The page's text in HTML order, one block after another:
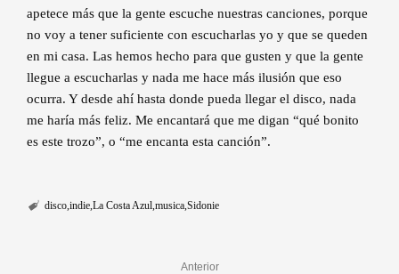
apetece más que la gente escuche nuestras canciones, porque
no voy a tener suficiente con escucharlas yo y que se queden
en mi casa. Las hemos hecho para que gusten y que la gente
llegue a escucharlas y nada me hace más ilusión que eso
ocurra. Y desde ahí hasta donde pueda llegar el disco, nada
me haría más feliz. Me encantará que me digan “qué bonito
es este trozo”, o “me encanta esta canción”.
disco indie La Costa Azul musica Sidonie
Anterior